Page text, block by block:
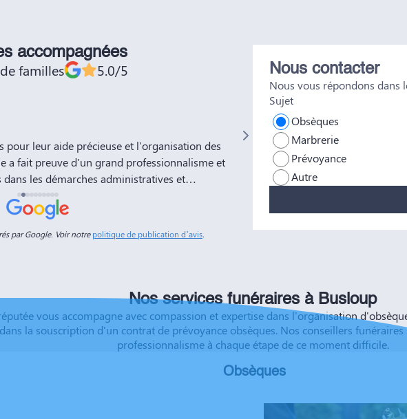
accompagnées
familles 5.0/5
pour leur aide précieuse et l'organisation des
a fait preuve d'un grand professionnalisme et
les démarches administratives et
Nous souhaitons à votre entreprise
vivement à tous nos amis et
de deuil, des personnes comme Yves Marie et
Not No
Très bien était accueillie , très
par Google. Voir notrepolitique de publication d’avis
Nous contacter
Nous vous répondons dans
Sujet
Obsèques
Marbrerie
Prévoyance
Autre
Nos services funéraires à Busloup
vous accompagne avec compassion et expertise dans l'organisation
la souscription d'un contrat de prévoyance obsèques. Nos conseillers
professionnalisme à chaque étape de ce moment difficile.
Obsèques